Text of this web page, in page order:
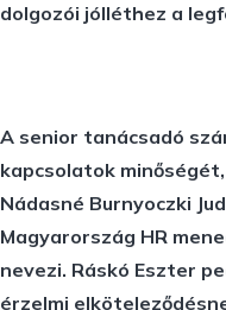
dolgozói jólléthez a
A senior tanácsadó
kapcsolatok
Nádasné Burnyoczki
Magyarország HR
nevezi. Ráskó Eszter
érzelmi